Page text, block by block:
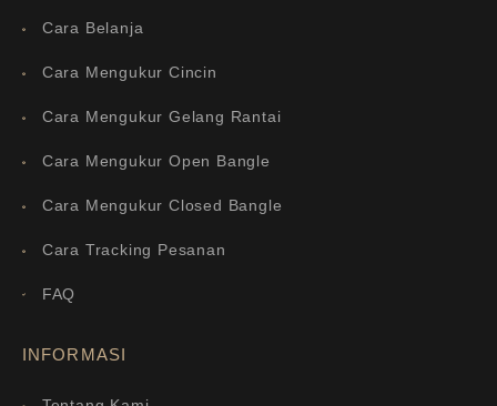
Cara Belanja
Cara Mengukur Cincin
Cara Mengukur Gelang Rantai
Cara Mengukur Open Bangle
Cara Mengukur Closed Bangle
Cara Tracking Pesanan
FAQ
INFORMASI